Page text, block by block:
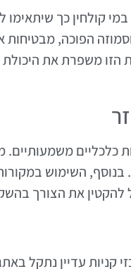
קולחין כך שיתאימו
הפוכה, מבטיחות
משפרת את היכולת
משמעותיים.
השימוש
את הצורך
קניות עדיין נתקל